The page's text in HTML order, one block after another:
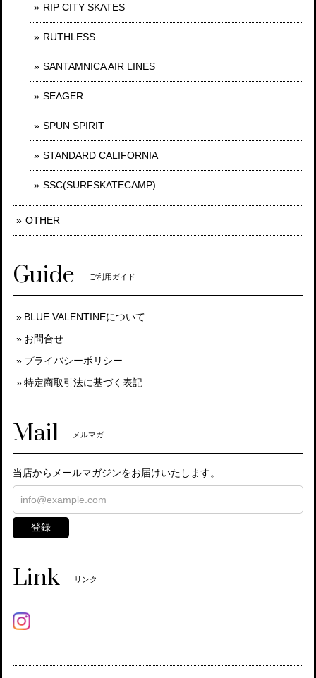
RIP CITY SKATES
RUTHLESS
SANTAMNICA AIR LINES
SEAGER
SPUN SPIRIT
STANDARD CALIFORNIA
SSC(SURFSKATECAMP)
OTHER
Guide ご利用ガイド
BLUE VALENTINEについて
お問合せ
プライバシーポリシー
特定商取引法に基づく表記
Mail メルマガ
当店からメールマガジンをお届けいたします。
登録
Link リンク